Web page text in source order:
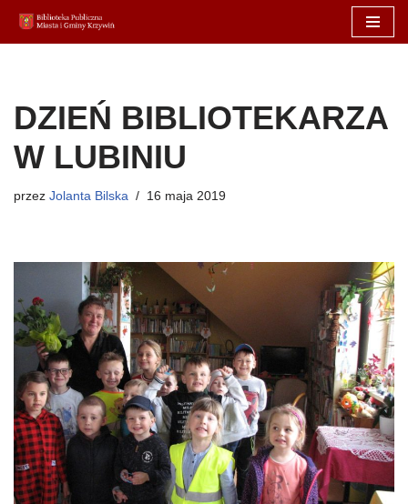
Przejdź
DZIEŃ BIBLIOTEKARZA
W LUBINIU
przez Jolanta Bilska 16 maja 2019